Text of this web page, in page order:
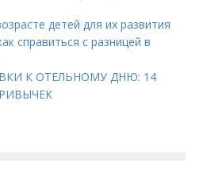
детей для их развития
справиться с разницей в
К ОТЕЛЬНОМУ ДНЮ: 14